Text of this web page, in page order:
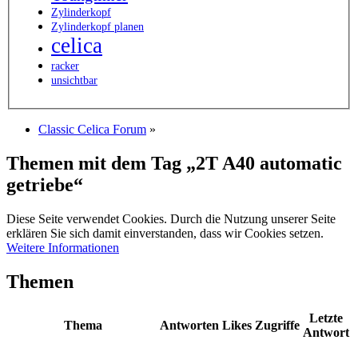
Zylinderkopf
Zylinderkopf planen
celica
racker
unsichtbar
Classic Celica Forum »
Themen mit dem Tag „2T A40 automatic
getriebe“
Diese Seite verwendet Cookies. Durch die Nutzung unserer Seite
erklären Sie sich damit einverstanden, dass wir Cookies setzen.
Weitere Informationen
Themen
Thema Antworten Likes Zugriffe
Letzte
Antwort